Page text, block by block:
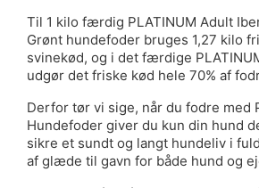
Til 1 kilo færdig PLATINUM Adult
Grønt hundefoder bruges 1,27 kilo
svinekød, og i det færdige
udgør det friske kød hele 70% af
Derfor tør vi sige, når du fodre med
Hundefoder giver du kun din hund
sikre et sundt og langt hundeliv i
af glæde til gavn for både hund og